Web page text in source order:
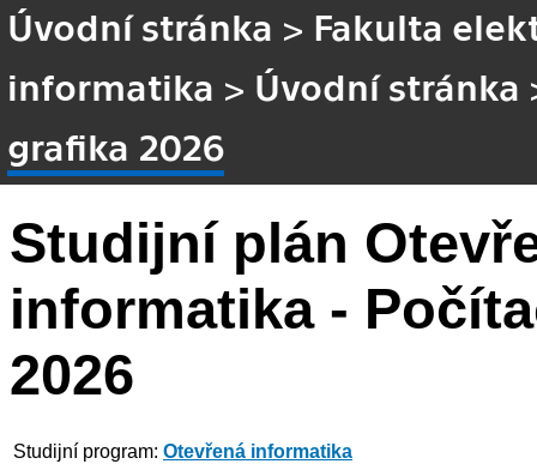
Úvodní stránka > Fakulta
informatika > Úvodní stránka
grafika 2026
Studijní plán
informatika -
2026
Studijní program: Otevřená informatika